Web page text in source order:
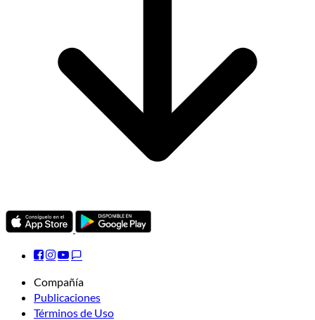
Compañía
Publicaciones
Términos de Uso